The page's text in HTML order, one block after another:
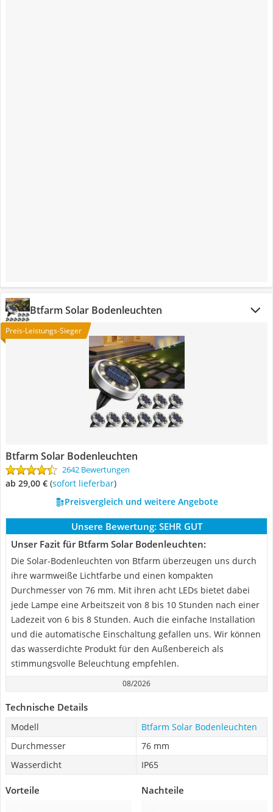
Btfarm ‎Solar Bodenleuchten
Preis-Leistungs-Sieger
Btfarm ‎Solar Bodenleuchten
2642 Bewertungen
ab 29,00 € ( Sofort lieferbar)
Preisvergleich und weitere Angebote
Unsere Bewertung: SEHR GUT
Unser Fazit für Btfarm ‎Solar Bodenleuchten:
Die Solar-Bodenleuchten von Btfarm überzeugen uns durch
ihre warmweiße Lichtfarbe und einen kompakten
Durchmesser von 76 mm. Mit ihren acht LEDs bietet dabei
jede Lampe eine Arbeitszeit von 8 bis 10 Stunden nach einer
Ladezeit von 6 bis 8 Stunden. Auch die einfache Installation
und die automatische Einschaltung gefallen uns. Wir können
das wasserdichte Produkt für den Außenbereich als
stimmungsvolle Beleuchtung empfehlen.
08/2026
Technische Details
Modell
Btfarm ‎Solar Bodenleuchten
Durchmesser
76 mm
Wasserdicht
IP65
Vorteile Nachteile